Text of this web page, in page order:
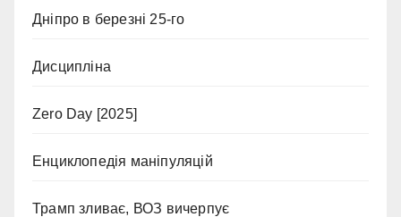
Дніпро в березні 25-го
Дисципліна
Zero Day [2025]
Енциклопедія маніпуляцій
Трамп зливає, ВОЗ вичерпує